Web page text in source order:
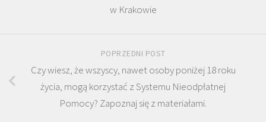
w Krakowie
POPRZEDNI POST
Czy wiesz, że wszyscy, nawet osoby poniżej 18 roku
życia, mogą korzystać z Systemu Nieodpłatnej
Pomocy? Zapoznaj się z materiałami.